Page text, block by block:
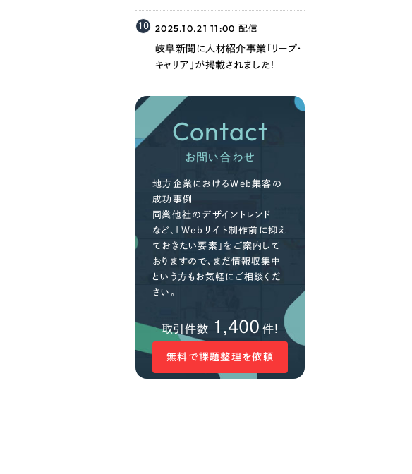
10 2025.10.21 11:00 配信
岐阜新聞に人材紹介事業「リープ・
キャリア」が掲載されました！
Contact
お問い合わせ
地方企業におけるWeb集客の
成功事例
同業他社のデザイントレンド
など、「Webサイト制作前に抑え
ておきたい要素」をご案内して
おりますので、まだ情報収集中
という方もお気軽にご相談くだ
さい。
取引件数 1,400 件!
無料で課題整理を依頼